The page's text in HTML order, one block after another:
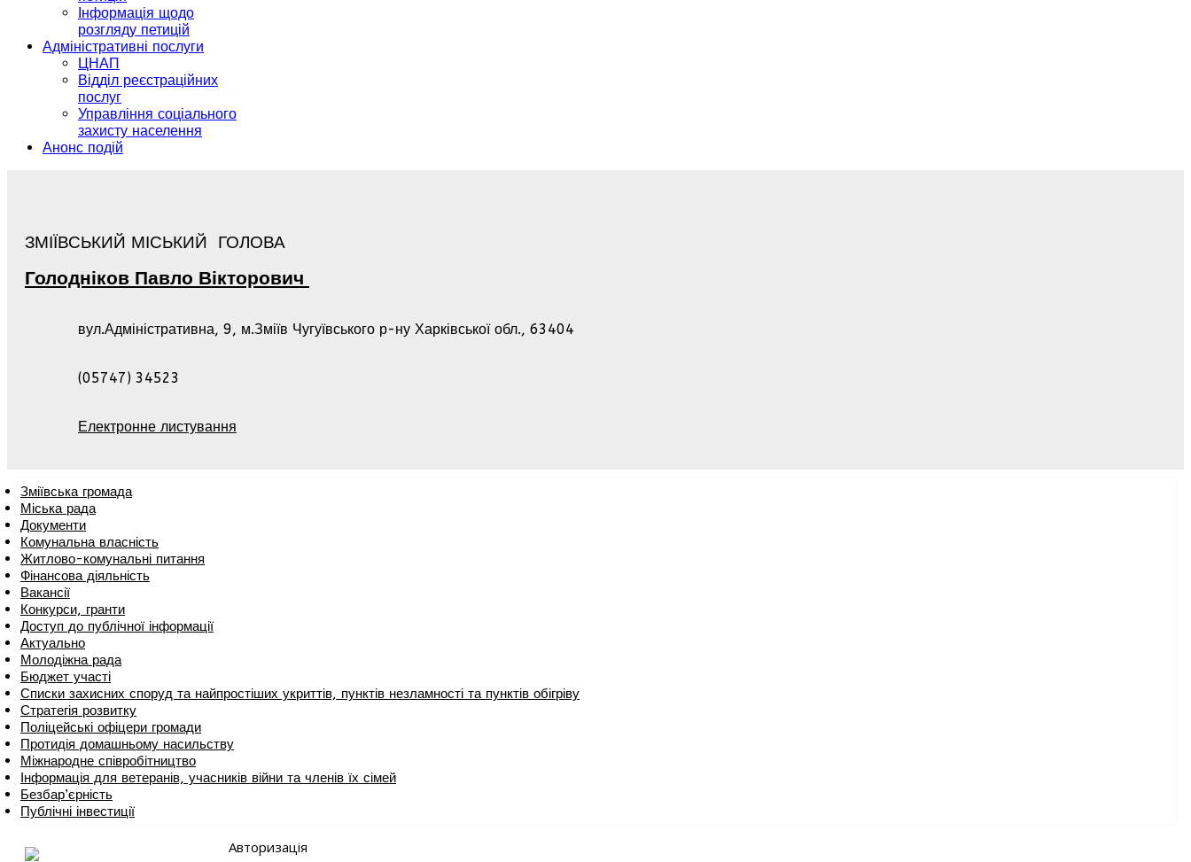
Інформація щодо
розгляду петицій
Адміністративні послуги
ЦНАП
Відділ реєстраційних
послуг
Управління соціального
захисту населення
Анонс подій
ЗМІЇВСЬКИЙ МІСЬКИЙ ГОЛОВА
Голодніков Павло Вікторович
вул.Адміністративна, 9, м.Зміїв Чугуївського р-ну Харківської обл., 63404
(05747) 34523
Електронне листування
Зміївська громада
Міська рада
Документи
Комунальна власність
Житлово-комунальні питання
Фінансова діяльність
Вакансії
Конкурси, гранти
Доступ до публічної інформації
Актуально
Молодіжна рада
Бюджет участі
Списки захисних споруд та найпростіших укриттів, пунктів незламності та пунктів обігріву
Стратегія розвитку
Поліцейські офіцери громади
Протидія домашньому насильству
Міжнародне співробітництво
Інформація для ветеранів, учасників війни та членів їх сімей
Безбар’єрність
Публічні інвестиції
Авторизація